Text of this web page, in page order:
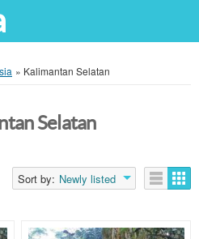
» Kalimantan Selatan
Selatan
Sort by: Newly listed